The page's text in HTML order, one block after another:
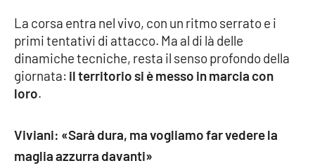
La corsa entra nel vivo, con un ritmo serrato e i
primi tentativi di attacco. Ma al di là delle
dinamiche tecniche, resta il senso profondo della
giornata: il territorio si è messo in marcia con
loro.
Viviani: «Sarà dura, ma vogliamo far vedere la
maglia azzurra davanti»